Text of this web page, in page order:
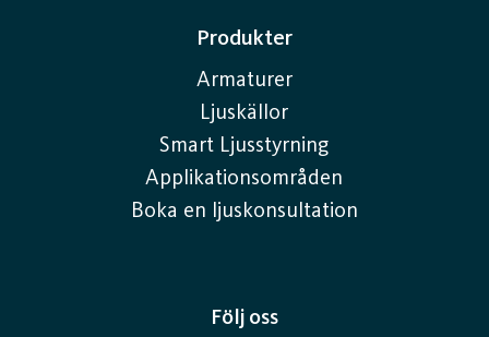
Produkter
Armaturer
Ljuskällor
Smart Ljusstyrning
Applikationsområden
Boka en ljuskonsultation
Följ oss